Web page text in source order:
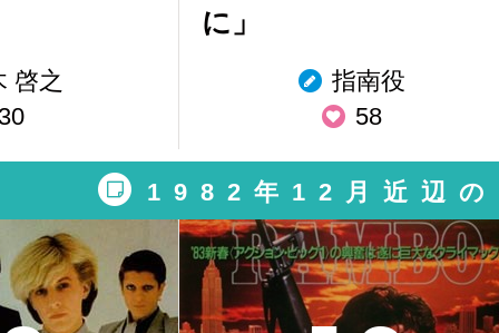
啓之
に」
指南役
58
1982年12月近辺の